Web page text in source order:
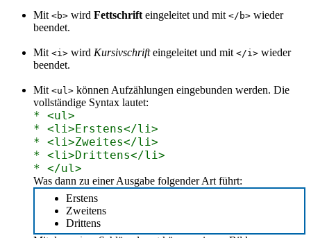
Mit <b> wird Fettschrift eingeleitet und mit </b> wieder
beendet.
Mit <i> wird Kursivschrifteingeleitet und mit </i> wieder
beendet.
Mit <ul> können Aufzählungen eingebunden werden. Die
vollständige Syntax lautet:
* <ul>
* <li>Erstens</li>
* <li>Zweites</li>
* <li>Drittens</li>
* </ul>
Was dann zu einer Ausgabe folgender Art führt:
Erstens
Zweitens
Drittens